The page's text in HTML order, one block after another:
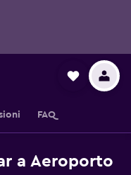
FAQ
a Aeroporto